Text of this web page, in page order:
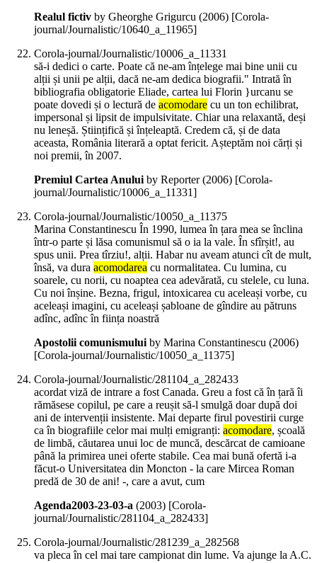
Realul fictiv by Gheorghe Grigurcu (2006) [Corola-
journal/Journalistic/10640_a_11965]
Corola-journal/Journalistic/10006_a_11331
să-i dedici o carte. Poate că ne-am înțelege mai bine unii cu
alții și unii pe alții, dacă ne-am dedica biografii." Intrată în
bibliografia obligatorie Eliade, cartea lui Florin }urcanu se
poate dovedi și o lectură de acomodare cu un ton echilibrat,
impersonal și lipsit de impulsivitate. Chiar una relaxantă, deși
nu leneșă. Științifică și înțeleaptă. Credem că, și de data
aceasta, România literară a optat fericit. Așteptăm noi cărți și
noi premii, în 2007.
Premiul Cartea Anuluiby Reporter (2006) [Corola-
journal/Journalistic/10006_a_11331]
Corola-journal/Journalistic/10050_a_11375
Marina Constantinescu În 1990, lumea în țara mea se înclina
într-o parte și lăsa comunismul să o ia la vale. În sfîrșit!, au
spus unii. Prea tîrziu!, alții. Habar nu aveam atunci cît de mult,
însă, va dura acomodarea cu normalitatea. Cu lumina, cu
soarele, cu norii, cu noaptea cea adevărată, cu stelele, cu luna.
Cu noi înșine. Bezna, frigul, intoxicarea cu aceleași vorbe, cu
aceleași imagini, cu aceleași șabloane de gîndire au pătruns
adînc, adînc în ființa noastră
Apostolii comunismuluiby Marina Constantinescu (2006)
[Corola-journal/Journalistic/10050_a_11375]
Corola-journal/Journalistic/281104_a_282433
acordat viză de intrare a fost Canada. Greu a fost că în țară îi
rămăsese copilul, pe care a reușit să-l smulgă doar după doi
ani de intervenții insistente. Mai departe firul povestirii curge
ca în biografiile celor mai mulți emigranți: acomodare, școală
de limbă, căutarea unui loc de muncă, descărcat de camioane
până la primirea unei oferte stabile. Cea mai bună ofertă i-a
făcut-o Universitatea din Moncton - la care Mircea Roman
predă de 30 de ani! -, care a avut, cum
Agenda2003-23-03-a (2003) [Corola-
journal/Journalistic/281104_a_282433]
Corola-journal/Journalistic/281239_a_282568
va pleca în cel mai tare campionat din lume. Va ajunge la A.C.